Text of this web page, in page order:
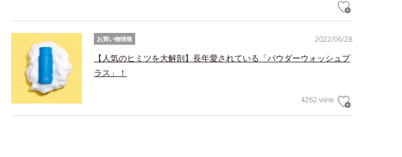
2022/06/28
お買い物情報
【人気のヒミツを大解剖】長年愛されている「パウダーウォッシュプ
ラス」！
4262 view